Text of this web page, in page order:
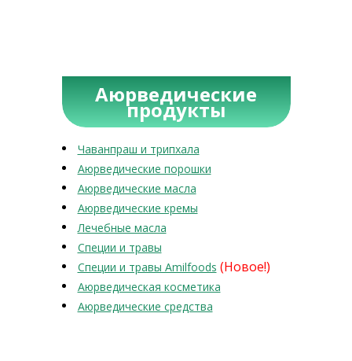
Аюрведические
продукты
Чаванпраш и трипхала
Аюрведические порошки
Аюрведические масла
Аюрведические кремы
Лечебные масла
Специи и травы
Специи и травы Amilfoods (Новое!)
Аюрведическая косметика
Аюрведические средства